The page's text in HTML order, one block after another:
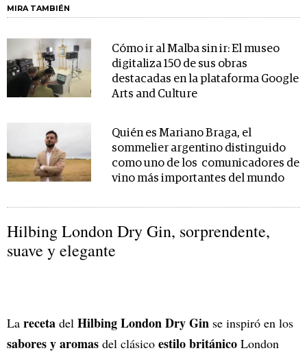
MIRA TAMBIÉN
Cómo ir al Malba sin ir: El museo
digitaliza 150 de sus obras
destacadas en la plataforma Google
Arts and Culture
Quién es Mariano Braga, el
sommelier argentino distinguido
como uno de los comunicadores de
vino más importantes del mundo
Hilbing London Dry Gin, sorprendente,
suave y elegante
La receta del Hilbing London Dry Gin se inspiró en los
sabores y aromas del clásico estilo británico London